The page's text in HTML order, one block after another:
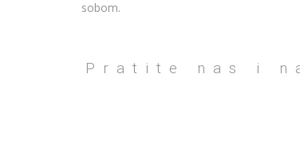
sobom.
Pratite nas i